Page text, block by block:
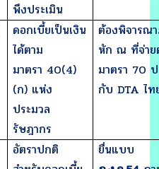
พึงประเมิน
ดอกเบี้ยเป็นเงิน
ได้ตาม
มาตรา 40(4)
(ก) แห่ง
ประมวล
รัษฎากร
ต้องพิจารณ
หัก ณ ที่จ่าย
มาตรา 70
กับ DTA ไ
อัตราปกติ
ยื่นแบบ